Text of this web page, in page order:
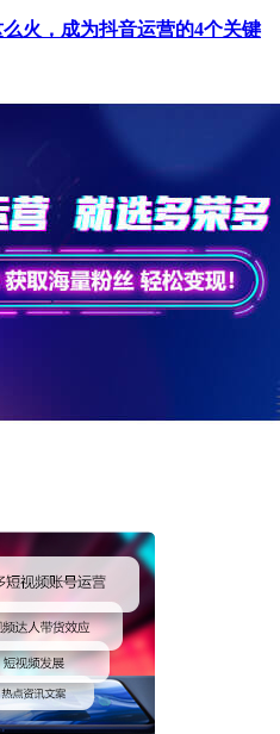
火，成为抖音运营的4个关键